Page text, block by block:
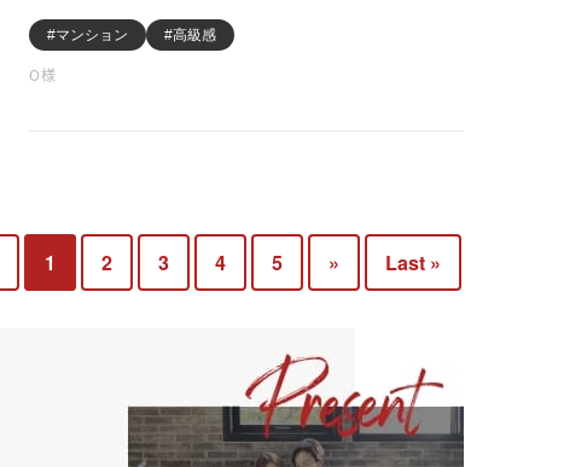
#マンション #高級感
O様
1 2 3 4 5 » Last »